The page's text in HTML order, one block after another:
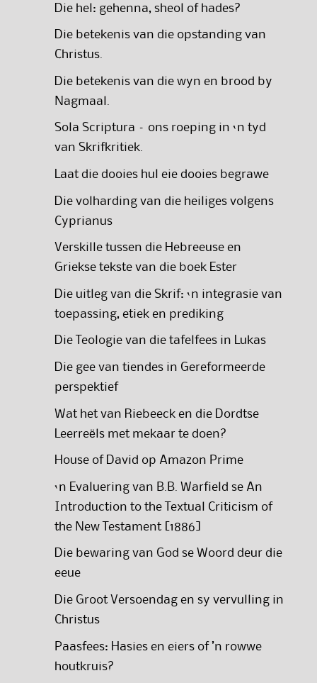
Die hel: gehenna, sheol of hades?
Die betekenis van die opstanding van
Christus.
Die betekenis van die wyn en brood by
Nagmaal.
Sola Scriptura – ons roeping in ‘n tyd
van Skrifkritiek.
Laat die dooies hul eie dooies begrawe
Die volharding van die heiliges volgens
Cyprianus
Verskille tussen die Hebreeuse en
Griekse tekste van die boek Ester
Die uitleg van die Skrif: ‘n integrasie van
toepassing, etiek en prediking
Die Teologie van die tafelfees in Lukas
Die gee van tiendes in Gereformeerde
perspektief
Wat het van Riebeeck en die Dordtse
Leerreëls met mekaar te doen?
House of David op Amazon Prime
‘n Evaluering van B.B. Warfield se An
Introduction to the Textual Criticism of
the New Testament [1886]
Die bewaring van God se Woord deur die
eeue
Die Groot Versoendag en sy vervulling in
Christus
Paasfees: Hasies en eiers of ’n rowwe
houtkruis?